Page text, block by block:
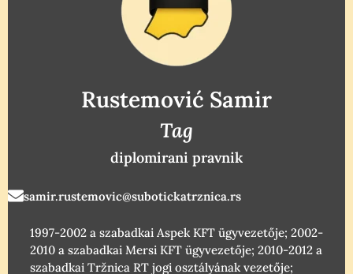
Rustemović Samir
Tag
diplomirani pravnik
samir.rustemovic@subotickatrznica.rs
1997-2002 a szabadkai Aspek KFT ügyvezetője; 2002-
2010 a szabadkai Mersi KFT ügyvezetője; 2010-2012 a
szabadkai Tržnica RT jogi osztályának vezetője;